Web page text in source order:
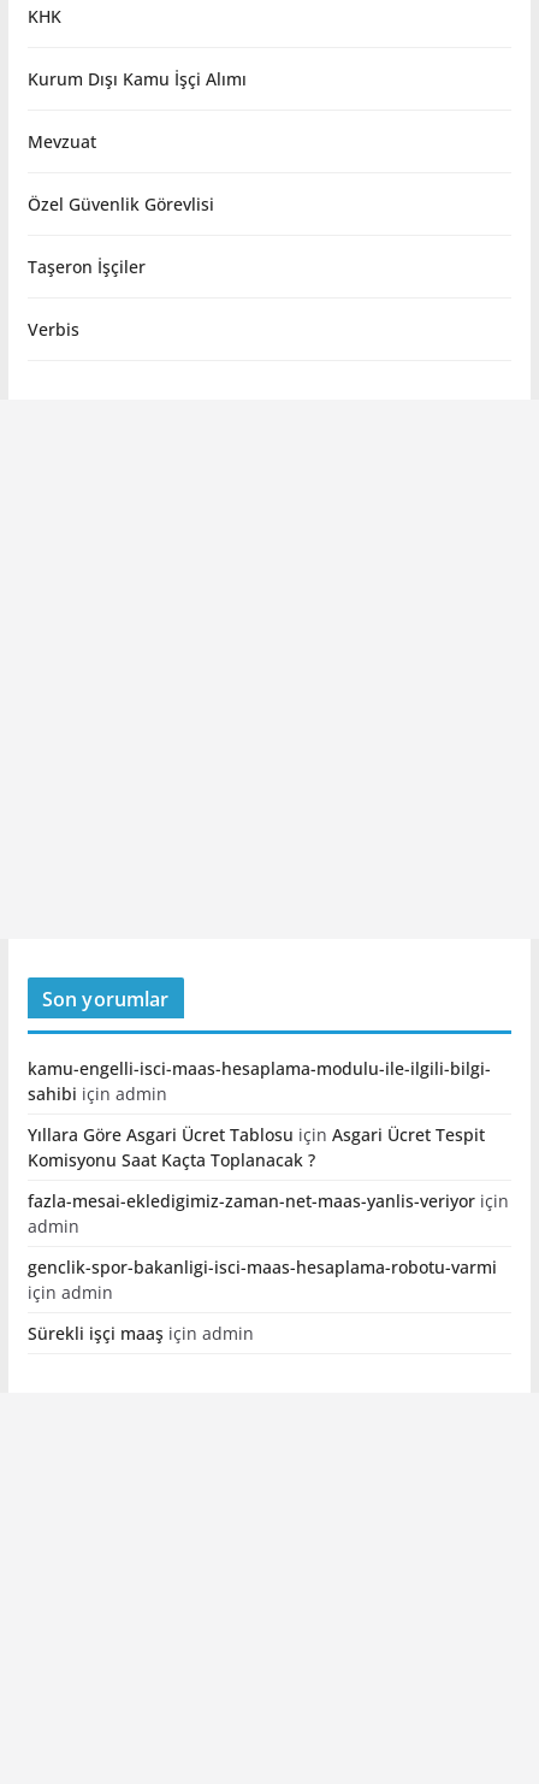
KHK
Kurum Dışı Kamu İşçi Alımı
Mevzuat
Özel Güvenlik Görevlisi
Taşeron İşçiler
Verbis
Son yorumlar
kamu-engelli-isci-maas-hesaplama-modulu-ile-ilgili-bilgi-
sahibi için admin
Yıllara Göre Asgari Ücret Tablosu için Asgari Ücret Tespit
Komisyonu Saat Kaçta Toplanacak ?
fazla-mesai-ekledigimiz-zaman-net-maas-yanlis-veriyoriçin
admin
genclik-spor-bakanligi-isci-maas-hesaplama-robotu-varmi
için admin
Sürekli işçi maaş için admin